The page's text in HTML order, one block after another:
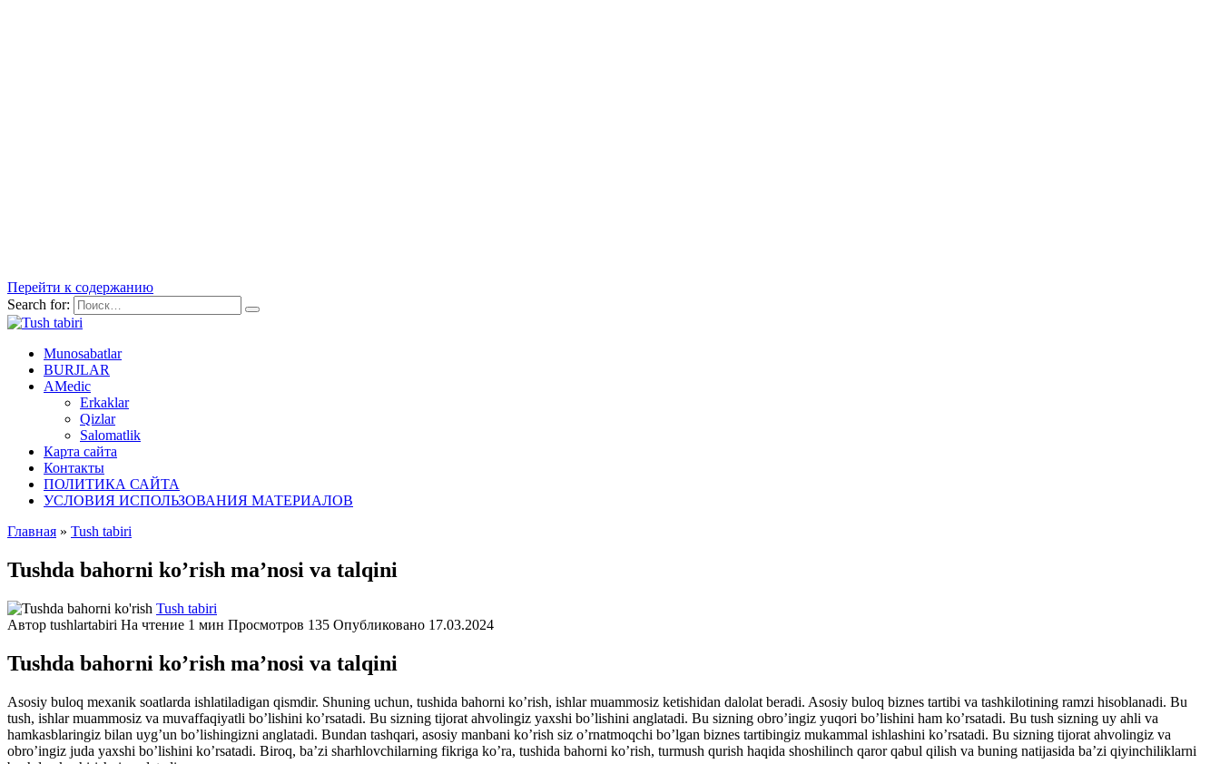
Перейти к содержанию
Search for:
Munosabatlar
BURJLAR
AMedic
Erkaklar
Qizlar
Salomatlik
Карта сайта
Контакты
ПОЛИТИКА САЙТА
УСЛОВИЯ ИСПОЛЬЗОВАНИЯ МАТЕРИАЛОВ
Главная » Tush tabiri
Tushda bahorni ko’rish ma’nosi va talqini
Tush tabiri
Автор tushlartabiri На чтение 1 мин Просмотров 135 Опубликовано 17.03.2024
Tushda bahorni ko’rish ma’nosi va talqini
Asosiy buloq mexanik soatlarda ishlatiladigan qismdir. Shuning uchun, tushida bahorni ko’rish, ishlar muammosiz ketishidan dalolat beradi. Asosiy buloq biznes tartibi va tashkilotining ramzi hisoblanadi. Bu
tush, ishlar muammosiz va muvaffaqiyatli bo’lishini ko’rsatadi. Bu sizning tijorat ahvolingiz yaxshi bo’lishini anglatadi. Bu sizning obro’ingiz yuqori bo’lishini ham ko’rsatadi. Bu tush sizning uy ahli va
hamkasblaringiz bilan uyg’un bo’lishingizni anglatadi. Bundan tashqari, asosiy manbani ko’rish siz o’rnatmoqchi bo’lgan biznes tartibingiz mukammal ishlashini ko’rsatadi. Bu sizning tijorat ahvolingiz va
obro’ingiz juda yaxshi bo’lishini ko’rsatadi. Biroq, ba’zi sharhlovchilarning fikriga ko’ra, tushida bahorni ko’rish, turmush qurish haqida shoshilinch qaror qabul qilish va buning natijasida ba’zi qiyinchiliklarni